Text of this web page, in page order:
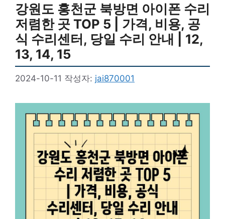
강원도 홍천군 북방면 아이폰 수리
저렴한 곳 TOP 5 | 가격, 비용, 공
식 수리센터, 당일 수리 안내 | 12,
13, 14, 15
2024-10-11 작성자: jai870001